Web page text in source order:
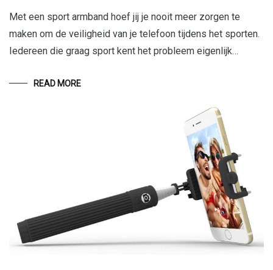
Met een sport armband hoef jij je nooit meer zorgen te
maken om de veiligheid van je telefoon tijdens het sporten.
Iedereen die graag sport kent het probleem eigenlijk…
READ MORE